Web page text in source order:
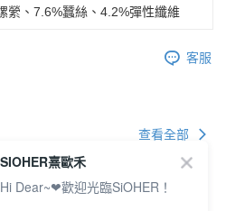
縈、7.6%蠶絲、4.2%彈性纖維
客服
查看全部
SIOHER熹歐禾
Hi Dear~❤歡迎光臨SiOHER！